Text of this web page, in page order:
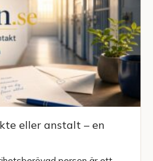
eller anstalt – en